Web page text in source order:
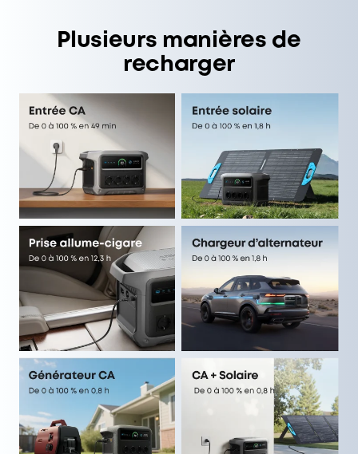
Plusieurs manières de
recharger